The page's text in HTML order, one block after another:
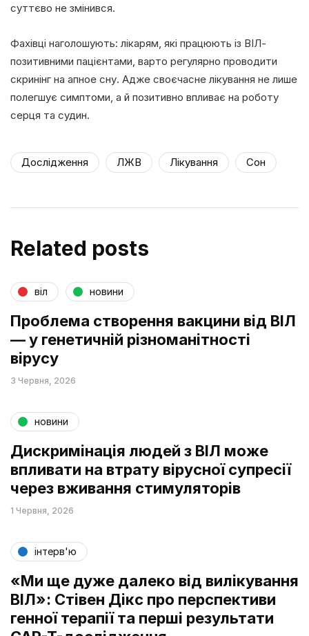
суттєво не змінився.
Фахівці наголошують: лікарям, які працюють із ВІЛ-
позитивними пацієнтами, варто регулярно проводити
скринінг на апное сну. Адже своєчасне лікування не лише
полегшує симптоми, а й позитивно впливає на роботу
серця та судин.
Дослідження ЛЖВ Лікування Сон
Related posts
віл новини
Проблема створення вакцини від ВІЛ
— у генетичній різноманітності
вірусу
3 Червня, 2026
новини
Дискримінація людей з ВІЛ може
впливати на втрату вірусної супресії
через вживання стимуляторів
1 Червня, 2026
інтерв'ю
«Ми ще дуже далеко від вилікування
ВІЛ»: Стівен Дікс про перспективи
генної терапії та перші результати